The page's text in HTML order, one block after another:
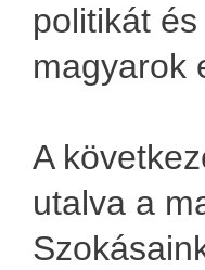
politikát
magyarok
A
utalva a